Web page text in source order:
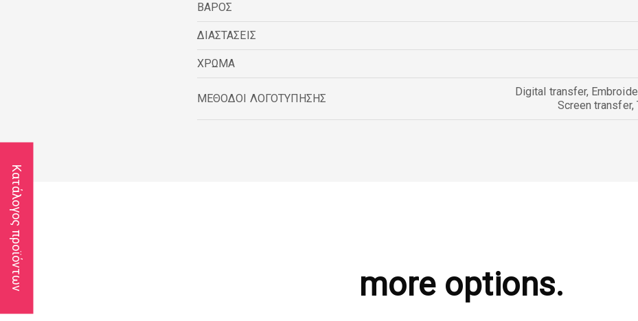
Κατάλογος προϊόντων
ΒΑΡΟΣ
ΔΙΑΣΤΑΣΕΙΣ
ΧΡΩΜΑ
ΜΕΘΟΔΟΙ ΛΟΓΟΤΥΠΗΣΗΣ
Digital transfer,
Screen transfer,
more options.